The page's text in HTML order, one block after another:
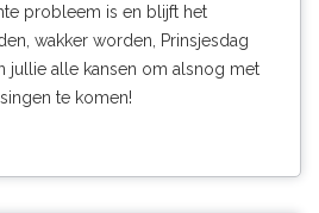
probleem is en blijft het
wakker worden, Prinsjesdag
jullie alle kansen om alsnog met
te komen!